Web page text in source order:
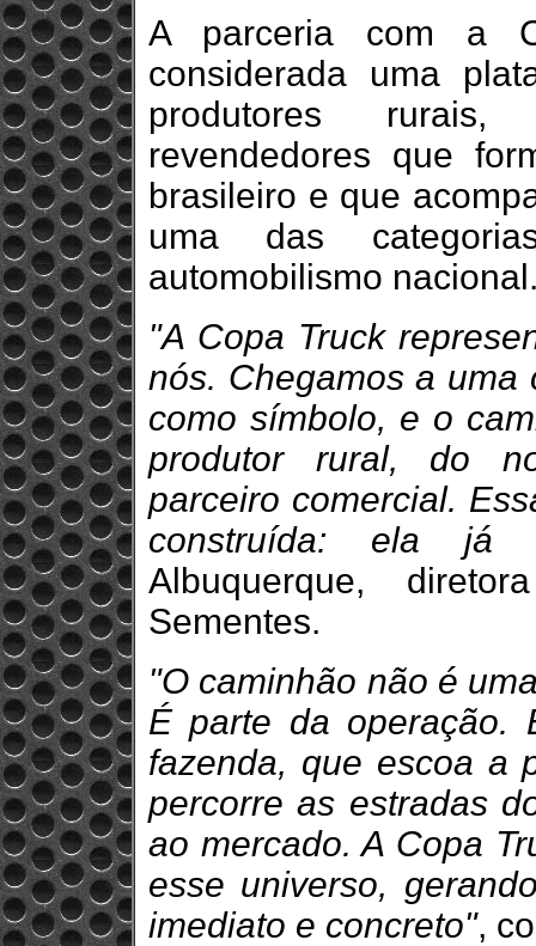
A parceria com a
considerada uma
produtores
revendedores que
brasileiro e que
uma das
automobilismo
"A Copa Truck
nós. Chegamos a uma
como símbolo, e o
produtor rural, do
parceiro comercial.
construída: ela já
Albuquerque,
Sementes.
"O caminhão não é
É parte da operação.
fazenda, que escoa a
percorre as estradas
ao mercado. A Copa
esse universo,
imediato e concreto",